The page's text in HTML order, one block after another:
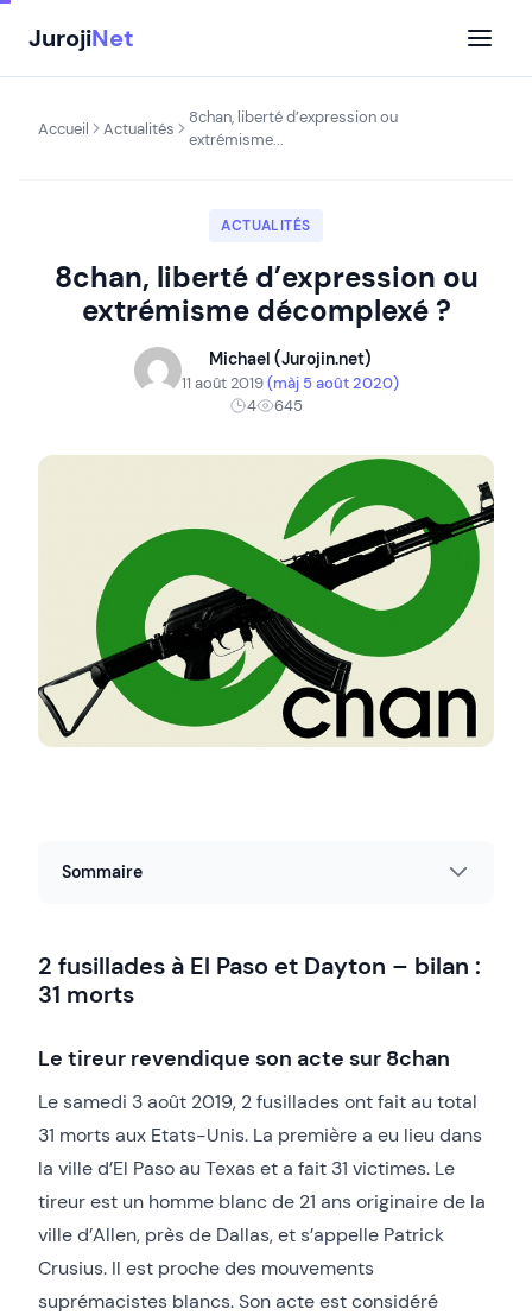
contenu
JurojiNet
Accueil Actualités
8chan, liberté d’expression ou
extrémisme...
ACTUALITÉS
8chan, liberté d’expression ou
extrémisme décomplexé ?
Michael (Jurojin.net)
11 août 2019(màj 5 août 2020)
4
645
Sommaire
2 fusillades à El Paso et Dayton – bilan :
31 morts
Le tireur revendique son acte sur 8chan
Le samedi 3 août 2019, 2 fusillades ont fait au total
31 morts aux Etats-Unis. La première a eu lieu dans
la ville d’El Paso au Texas et a fait 31 victimes. Le
tireur est un homme blanc de 21 ans originaire de la
ville d’Allen, près de Dallas, et s’appelle Patrick
Crusius. Il est proche des mouvements
suprémacistes blancs. Son acte est considéré